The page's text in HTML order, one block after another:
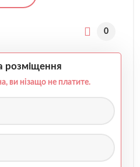
0
розміщення
ви нізащо не платите.